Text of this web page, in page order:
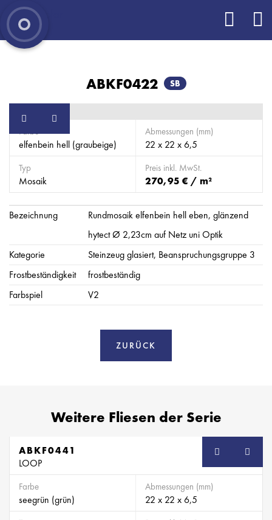
ABKF0422 SB
Farbe
elfenbein hell (graubeige)
Abmessungen (mm)
22 x 22 x 6,5
Typ
Mosaik
Preis inkl. MwSt.
270,95 € / m²
Bezeichnung
Rundmosaik elfenbein hell eben, glänzend
hytect Ø 2,23cm auf Netz uni Optik
Kategorie
Steinzeug glasiert, Beanspruchungsgruppe 3
Frostbeständigkeit
frostbeständig
Farbspiel
V2
ZURÜCK
Weitere Fliesen der Serie
SB
ABKF0441
LOOP
Farbe
seegrün (grün)
Abmessungen (mm)
22 x 22 x 6,5